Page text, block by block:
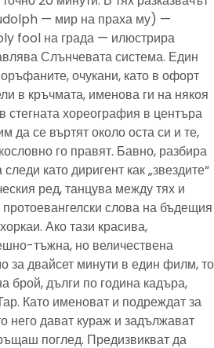
— мир на праха му) —
fool на града — илюстрира
Слънчевата система. Един
очукани, като в офорт
в кръчмата, именова ги на някоя
стегната хореография в центъра
да се въртят около оста си и те,
го правят. Бавно, разбира
като диригент как „звездите“
ред, танцува между тях и
протоевангелски слова на бъдещия
Ако тази красива,
тъжна, но величествена
за двайсет минути в един филм, то
брой, дълги по година кадъра,
Като именоват и подреждат за
него дават кураж и задължават
поглед. Предизвикват да